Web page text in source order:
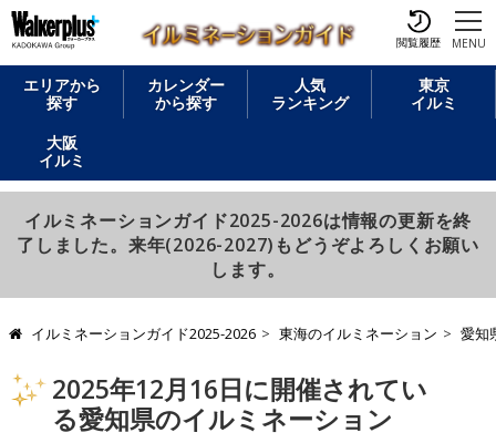
閲覧履歴 MENU
エリアから
探す
カレンダー
から探す
人気
ランキング
東京
イルミ
大阪
イルミ
イルミネーションガイド2025-2026は情報の更新を終
了しました。来年(2026-2027)もどうぞよろしくお願い
します。
イルミネーションガイド2025-2026 東海のイルミネーション 愛知
2025年12月16日に開催されてい
る愛知県のイルミネーション